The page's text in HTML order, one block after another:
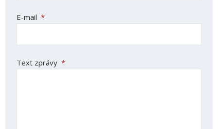
E-mail *
Text zprávy *